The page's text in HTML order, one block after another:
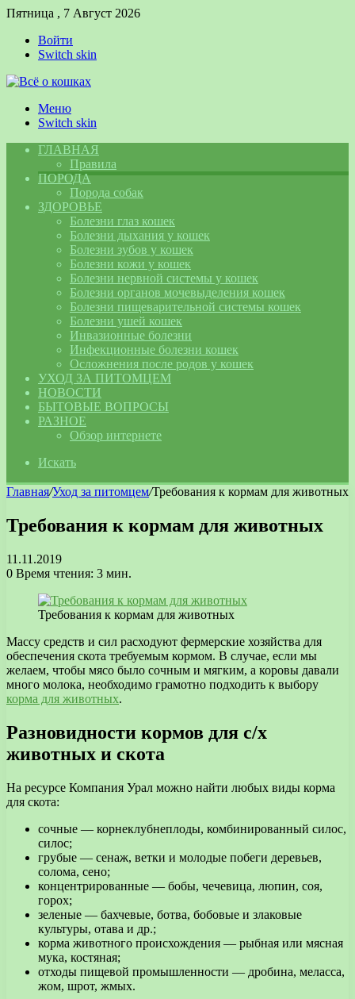
Пятница , 7 Август 2026
Войти
Switch skin
Меню
Switch skin
ГЛАВНАЯ
Правила
ПОРОДА
Порода собак
ЗДОРОВЬЕ
Болезни глаз кошек
Болезни дыхания у кошек
Болезни зубов у кошек
Болезни кожи у кошек
Болезни нервной системы у кошек
Болезни органов мочевыделения кошек
Болезни пищеварительной системы кошек
Болезни ушей кошек
Инвазионные болезни
Инфекционные болезни кошек
Осложнения после родов у кошек
УХОД ЗА ПИТОМЦЕМ
НОВОСТИ
БЫТОВЫЕ ВОПРОСЫ
РАЗНОЕ
Обзор интернете
Искать
Главная/Уход за питомцем/Требования к кормам для животных
Требования к кормам для животных
11.11.2019
0 Время чтения: 3 мин.
Требования к кормам для животных
Массу средств и сил расходуют фермерские хозяйства для
обеспечения скота требуемым кормом. В случае, если мы
желаем, чтобы мясо было сочным и мягким, а коровы давали
много молока, необходимо грамотно подходить к выбору
корма для животных.
Разновидности кормов для с/х
животных и скота
На ресурсе Компания Урал можно найти любых виды корма
для скота:
сочные — корнеклубнеплоды, комбинированный силос,
силос;
грубые — сенаж, ветки и молодые побеги деревьев,
солома, сено;
концентрированные — бобы, чечевица, люпин, соя,
горох;
зеленые — бахчевые, ботва, бобовые и злаковые
культуры, отава и др.;
корма животного происхождения — рыбная или мясная
мука, костяная;
отходы пищевой промышленности — дробина, меласса,
жом, шрот, жмых.